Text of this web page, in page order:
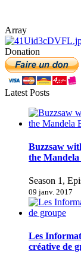
Array
Donation
Latest Posts
Buzzsaw
the
Season 1,
09 janv. 2017
Les
créative de